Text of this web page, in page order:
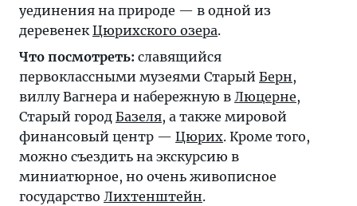
уединения на природе — в одной из
деревенекЦюрихского озера.
Что посмотреть: славящийся
первоклассными музеями Старый Берн,
виллу Вагнера и набережную в Люцерне,
Старый город Базеля, а также мировой
финансовый центр — Цюрих. Кроме того,
можно съездить на экскурсию в
миниатюрное, но очень живописное
государство Лихтенштейн.